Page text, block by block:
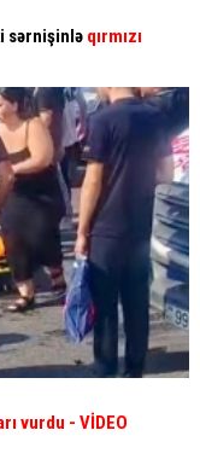
sərnişinlə qırmızı
vurdu - VİDEO